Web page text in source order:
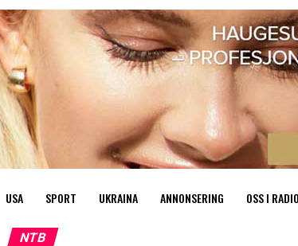
USA SPORT UKRAINA ANNONSERING OSS I
NTB